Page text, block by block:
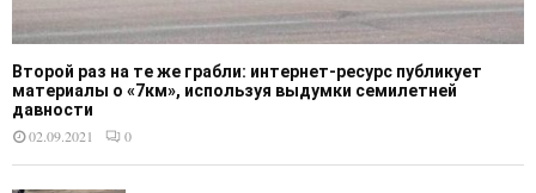
Второй раз на те же грабли: интернет-ресурс публикует
материалы о «7км», используя выдумки семилетней
давности
02.09.2021
0